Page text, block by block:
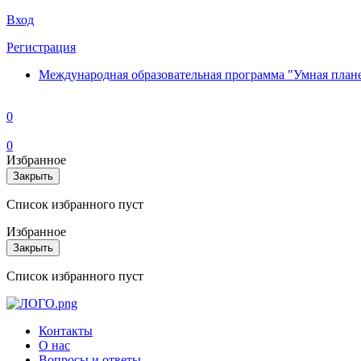
Вход
Регистрация
Международная образовательная программа "Умная
0
0
Избранное
Закрыть
Список избранного пуст
Избранное
Закрыть
Список избранного пуст
Контакты
О нас